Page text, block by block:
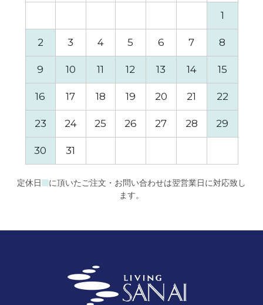
1
2 3 4 5 6 7 8
9 10 11 12 13 14 15
16 17 18 19 20 21 22
23 24 25 26 27 28 29
30 31
定休日
に頂いたご注文・お問い合わせは翌営業日に対応致し
ます。